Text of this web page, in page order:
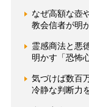
なぜ高額な壺
教会信者が明
霊感商法と悪
明かす「恐怖
気づけば数百
冷静な判断力